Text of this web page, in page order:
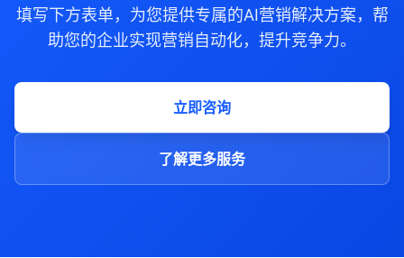
填写下方表单，为您提供专属的AI营销解决方案，帮
助您的企业实现营销自动化，提升竞争力。
立即咨询
了解更多服务